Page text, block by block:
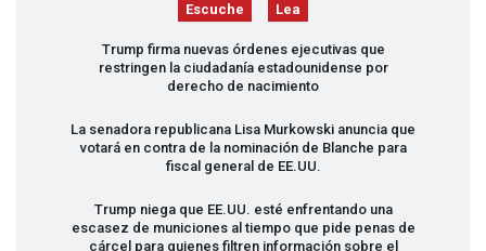
Escuche Lea
Trump firma nuevas órdenes ejecutivas que
restringen la ciudadanía estadounidense por
derecho de nacimiento
La senadora republicana Lisa Murkowski anuncia que
votará en contra de la nominación de Blanche para
fiscal general de EE.UU.
Trump niega que EE.UU. esté enfrentando una
escasez de municiones al tiempo que pide penas de
cárcel para quienes filtren información sobre el